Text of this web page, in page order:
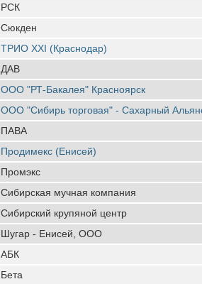
РСК
Сюкден
ТРИО XXI (Краснодар)
ДАВ
ООО "РТ-Бакалея" Красноярск
ООО "Сибирь торговая" - Сахарный
ПАВА
Продимекс (Енисей)
Промэкс
Сибирская мучная компания
Сибирский крупяной центр
Шугар - Енисей, ООО
АБК
Бета